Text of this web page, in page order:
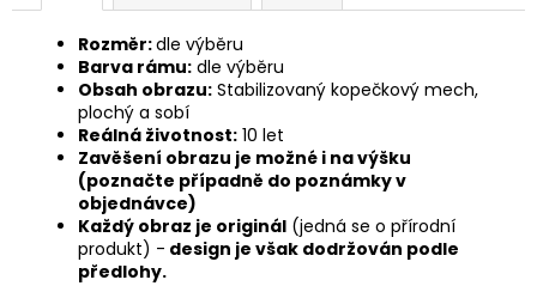
Rozměr:dle výběru
Barva rámu: dle výběru
Obsah obrazu: Stabilizovaný kopečkový mech,
plochý a sobí
Reálná životnost: 10 let
Zavěšení obrazu je možné i na výšku
(poznačte případně do poznámky v
objednávce)
Každý obraz je originál (jedná se o přírodní
produkt) - design je však dodržován podle
předlohy.